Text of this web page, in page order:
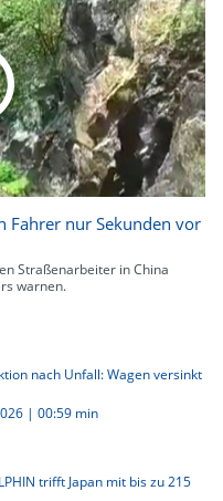
Fahrer nur Sekunden vor
Straßenarbeiter in China
warnen.
nach Unfall: Wagen versinkt
| 00:59 min
trifft Japan mit bis zu 215